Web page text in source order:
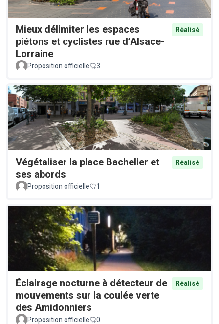
Mieux délimiter les espaces
piétons et cyclistes rue d’Alsace-
Lorraine
Réalisé
Proposition officielle 3
Végétaliser la place Bachelier et
ses abords
Réalisé
Proposition officielle 1
Éclairage nocturne à détecteur de
mouvements sur la coulée verte
des Amidonniers
Réalisé
Proposition officielle 0